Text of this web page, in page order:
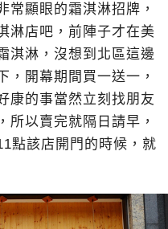
常顯眼的霜淇淋招牌，
淋店吧，前陣子才在美
淇淋，沒想到北區這邊
，開幕期間買一送一，
康的事當然立刻找朋友
所以賣完就隔日請早，
點該店開門的時候，就